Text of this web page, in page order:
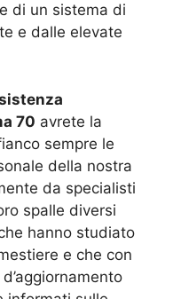
di un sistema di
e dalle elevate
70 avrete la
sempre le
della nostra
da specialisti
spalle diversi
hanno studiato
e che con